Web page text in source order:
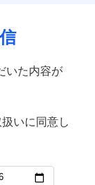
いた内容が
いに同意し